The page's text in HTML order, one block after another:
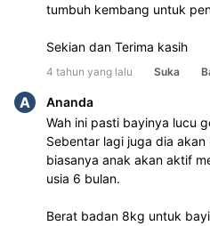
tumbuh kembang untuk
Sekian dan Terima kasih
4 tahun yang lalu Suka
A
Ananda
Wah ini pasti bayinya lucu
Sebentar lagi juga dia
biasanya anak akan aktif
usia 6 bulan.
Berat badan 8kg untuk